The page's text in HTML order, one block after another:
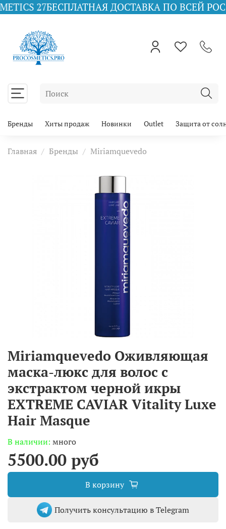
БЕСПЛАТНАЯ ДОСТАВКА ПО ВСЕЙ РОССИИ ПРИ
Бренды Хиты продаж Новинки Outlet Защита от
Главная Бренды Miriamquevedo
Miriamquevedo Оживляющая
маска-люкс для волос с
экстрактом черной икры
EXTREME CAVIAR Vitality Luxe
Hair Masque
В наличии: много
5500.00 руб
В корзину
Получить консультацию в Telegram